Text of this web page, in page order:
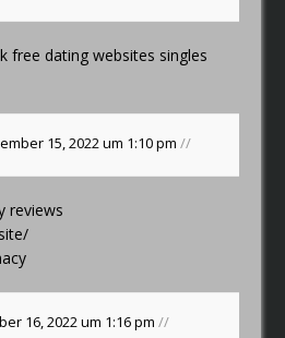
free dating websites singles
15, 2022 um 1:10 pm//
reviews
16, 2022 um 1:16 pm//